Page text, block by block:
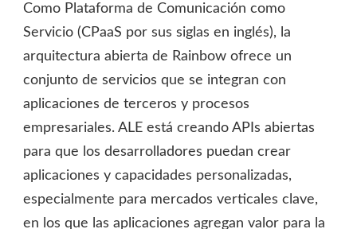
Como Plataforma de Comunicación como
Servicio (CPaaS por sus siglas en inglés), la
arquitectura abierta de Rainbow ofrece un
conjunto de servicios que se integran con
aplicaciones de terceros y procesos
empresariales. ALE está creando APIs abiertas
para que los desarrolladores puedan crear
aplicaciones y capacidades personalizadas,
especialmente para mercados verticales clave,
en los que las aplicaciones agregan valor para la